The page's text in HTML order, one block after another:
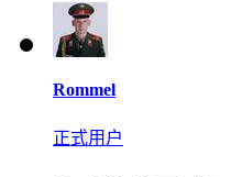
Rommel
正式用户